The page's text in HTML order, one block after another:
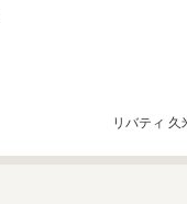
リバティ 久